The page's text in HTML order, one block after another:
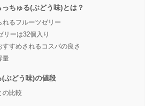
ちゅる(ぶどう味)とは？
れるフルーツゼリー
リーは32個入り
すすめされるコスパの良さ
量
(ぶどう味)の値段
の比較